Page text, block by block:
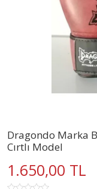
Dragondo Marka
Cırtlı Model
1.650,00 TL